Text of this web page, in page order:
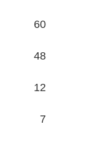
60
48
12
7